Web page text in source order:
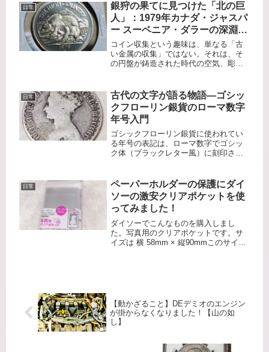
億円）にも及ぶ壮大な重要鉱物備蓄計
画を準備してい...
日常
銀狩の果てに見つけた「北の巨
人」：1979年カナダ・ジャスパ
ー スーベニア・ダラーの深淵を
覗く
コイン収集という趣味は、単なる「古
い金属の収集」ではない。それは、そ
の円盤が鋳造された時代の空気、彫刻
す考古学的な旅だ。今回、私のコレク
ションに加わったのは、カナダ・アル
バ...
日常
古代の文字が語る物語―ゴシッ
クフローリン銀貨のローマ数字
年号入門
ゴシックフローリン銀貨に使われてい
る年号の表記は、ローマ数字でゴシッ
ク体（ブラックレター風）に刻印され
年号表記のスタイルゴシックフローリ
ン銀貨の年号は、...
日常
ペーパーホルダーの保護にダイ
ソーの激安クリアポケットを使
ってみました！
ダイソーでこんなものを購入しまし
た。写真用のクリアポケットです。サ
イズは 横 58mm × 縦90mmこのサイズ
【動かざること】DEデミオのエンジン
が掛からなくなりました！【山の如
し】